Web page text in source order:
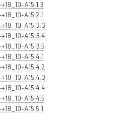
A15.1.3
A15.2.1
A15.3.3
A15.3.4
A15.3.5
A15.4.1
A15.4.2
A15.4.3
A15.4.4
A15.4.5
A15.5.1